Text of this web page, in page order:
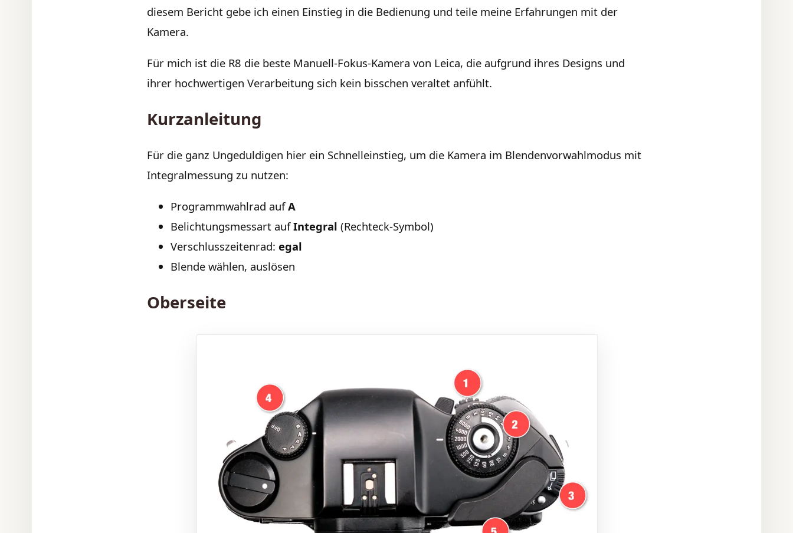
diesem Bericht gebe ich einen Einstieg in die Bedienung und teile meine Erfahrungen mit der
Kamera.
Für mich ist die R8 die beste Manuell-Fokus-Kamera von Leica, die aufgrund ihres Designs und
ihrer hochwertigen Verarbeitung sich kein bisschen veraltet anfühlt.
Kurzanleitung
Für die ganz Ungeduldigen hier ein Schnelleinstieg, um die Kamera im Blendenvorwahlmodus mit
Integralmessung zu nutzen:
Programmwahlrad aufA
Belichtungsmessart aufIntegral (Rechteck-Symbol)
Verschlusszeitenrad: egal
Blende wählen, auslösen
Oberseite